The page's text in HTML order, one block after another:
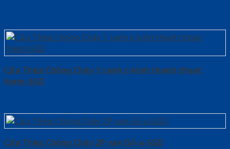
Cửa Thép Chống Cháy 1 canh o kinh thanh thoat
hiem-SGD
Cửa Thép Chống Cháy 2P van Gỗ-a-SGD